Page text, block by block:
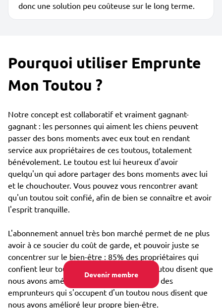
Devenir membre
donc une solution peu coûteuse sur le long terme.
Pourquoi utiliser Emprunte
Mon Toutou ?
Notre concept est collaboratif et vraiment gagnant-
gagnant : les personnes qui aiment les chiens peuvent
passer des bons moments avec eux tout en rendant
service aux propriétaires de ces toutous, totalement
bénévolement. Le toutou est lui heureux d'avoir
quelqu'un qui adore partager des bons moments avec lui
et le chouchouter. Vous pouvez vous rencontrer avant
qu'un toutou soit confié, afin de bien se connaître et avoir
l'esprit tranquille.
L'abonnement annuel très bon marché permet de ne plus
avoir à ce soucier du coût de garde, et pouvoir juste se
concentrer sur le bien-être : 85% des propriétaires qui
confient leur toutou par Emprunte Mon Toutou disent que
nous avons amélioré son bien-être, et 98% des
emprunteurs qui s'occupent d'un toutou nous disent que
nous avons amélioré leur propre bien-être.